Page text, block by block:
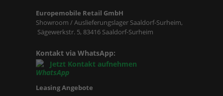
Europemobile Retail GmbH
Showroom / Auslieferungslager Saaldorf-Surheim,
Sägewerkstr. 5, 83416 Saaldorf-Surheim
Kontakt via WhatsApp:
Jetzt Kontakt aufnehmen
Leasing Angebote